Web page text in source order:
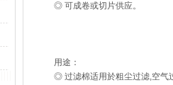
◎ 可成卷或切片供应。
用途：
◎ 过滤棉适用於粗尘过滤,空气